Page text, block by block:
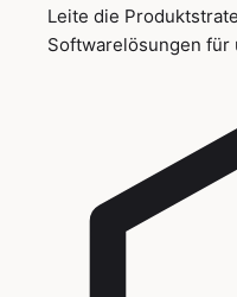
Leite die
Softwarelösungen für